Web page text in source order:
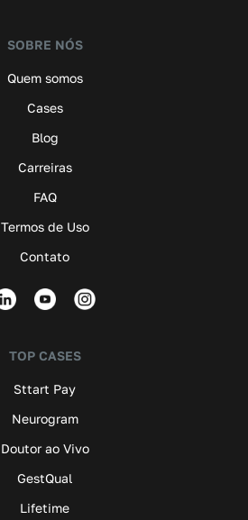
SOBRE NÓS
Quem somos
Cases
Blog
Carreiras
FAQ
Termos de Uso
Contato
TOP CASES
Sttart Pay
Neurogram
Doutor ao Vivo
GestQual
Lifetime